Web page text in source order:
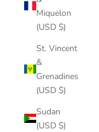
Miquelon
(USD $)
St. Vincent
&
Grenadines
(USD $)
Sudan
(USD $)